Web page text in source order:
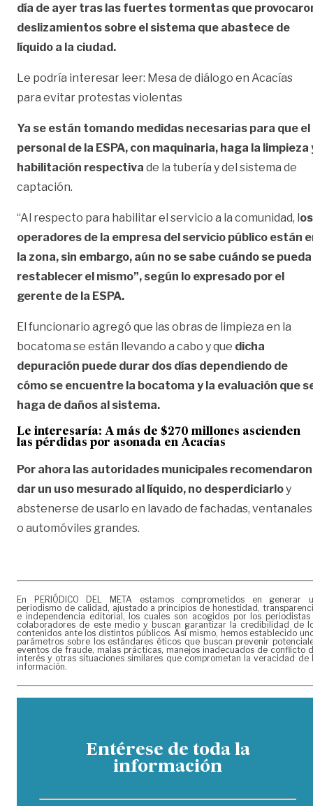
día de ayer tras las fuertes tormentas que
deslizamientos sobre el sistema que abastece de
líquido a la ciudad.
Le podría interesar leer: Mesa de diálogo en Acacías
para evitar protestas violentas
Ya se están tomando medidas necesarias para que el
personal de la ESPA, con maquinaria, haga la limpieza
habilitación respectiva de la tubería y del sistema de
captación.
“Al respecto para habilitar el servicio a la comunidad, los
operadores de la empresa del servicio público están
la zona, sin embargo, aún no se sabe cuándo se pueda
restablecer el mismo”, según lo expresado por el
gerente de la ESPA.
El funcionario agregó que las obras de limpieza en la
bocatoma se están llevando a cabo y que dicha
depuración puede durar dos días dependiendo de
cómo se encuentre la bocatoma y la evaluación que
haga de daños al sistema.
Le interesaría: A más de $270 millones ascienden
las pérdidas por asonada en Acacías
Por ahora las autoridades municipales recomendaron
dar un uso mesurado al líquido, no desperdiciarloy
abstenerse de usarlo en lavado de fachadas, ventanales
o automóviles grandes.
En PERIÓDICO DEL META estamos comprometidos en generar
periodismo de calidad, ajustado a principios de honestidad,
e independencia editorial, los cuales son acogidos por los periodistas
colaboradores de este medio y buscan garantizar la credibilidad de
contenidos ante los distintos públicos. Así mismo, hemos establecido
parámetros sobre los estándares éticos que buscan prevenir
eventos de fraude, malas prácticas, manejos inadecuados de conflicto
interés y otras situaciones similares que comprometan la veracidad de
información.
Entérese de toda la
información